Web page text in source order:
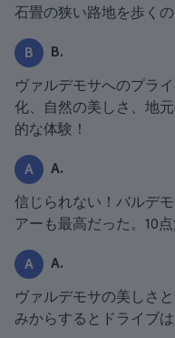
石畳の狭い路地を歩くの
B B.
ヴァルデモサへのプラ
化、自然の美しさ、地
的な体験！
A A.
信じられない！バルデ
アーも最高だった。10点
A A.
ヴァルデモサの美しさ
みからするとドライブは